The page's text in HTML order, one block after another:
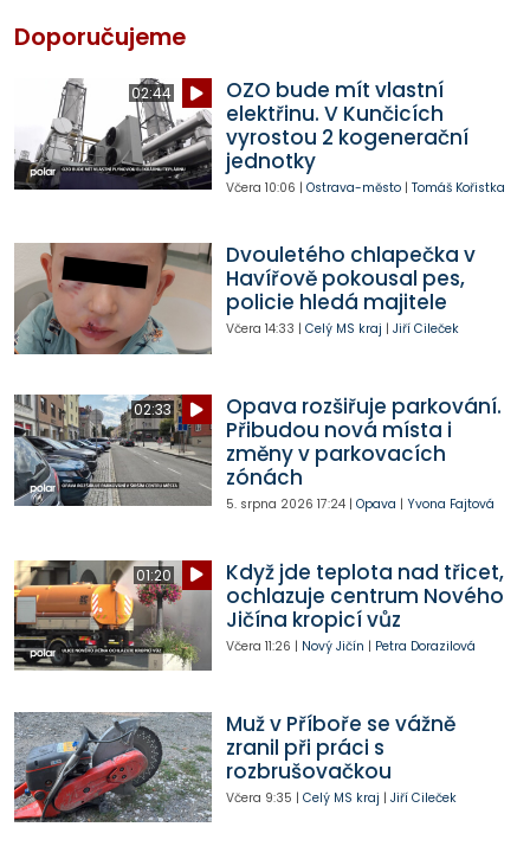
Doporučujeme
02:44
OZO bude mít vlastní
elektřinu. V Kunčicích
vyrostou 2 kogenerační
jednotky
Včera 10:06 | Ostrava-město| Tomáš Kořistka
Dvouletého chlapečka v
Havířově pokousal pes,
policie hledá majitele
Včera 14:33 | Celý MS kraj | Jiří Cileček
02:33
Opava rozšiřuje parkování.
Přibudou nová místa i
změny v parkovacích
zónách
5. srpna 2026 17:24| Opava | Yvona Fajtová
01:20
Když jde teplota nad třicet,
ochlazuje centrum Nového
Jičína kropicí vůz
Včera 11:26 | Nový Jičín | Petra Dorazilová
Muž v Příboře se vážně
zranil při práci s
rozbrušovačkou
Včera 9:35 | Celý MS kraj | Jiří Cileček